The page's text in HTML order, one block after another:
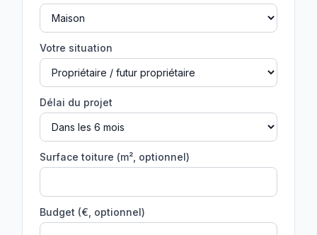
Votre situation
Délai du projet
Surface toiture (m², optionnel)
Budget (€, optionnel)